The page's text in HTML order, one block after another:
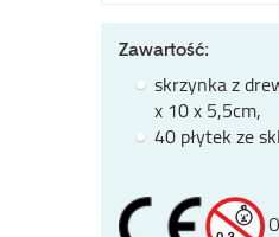
Zawartość:
skrzynka z
x 10 x 5,5cm,
40 płytek ze